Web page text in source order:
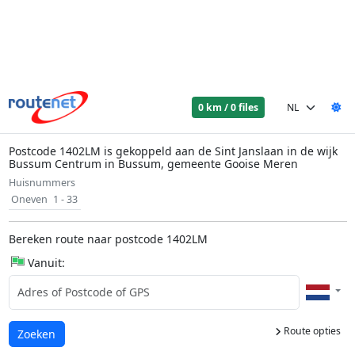
0 km / 0 files
Postcode 1402LM is gekoppeld aan de Sint Janslaan in de wijk
Bussum Centrum in Bussum, gemeente Gooise Meren
Huisnummers
Oneven 1 - 33
Bereken route naar postcode 1402LM
Vanuit:
Route opties
Laden...
Zoeken